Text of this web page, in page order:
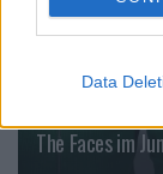
Data
The Faces im